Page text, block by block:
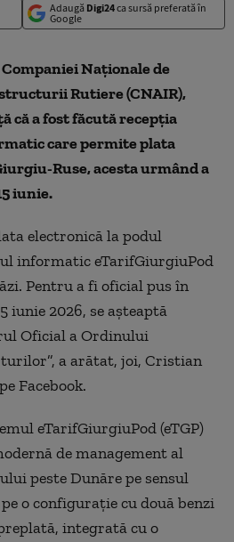
Adaugă Digi24ca sursă preferată în
Google
Naţionale de
Rutiere (CNAIR),
că a fost făcută recepţia
care permite plata
Ruse, acesta urmând a
iunie.
electronică la podul
informatic eTarifGiurgiuPod
Pentru a fi oficial pus în
iunie 2026, se aşteaptă
Oficial a Ordinului
a arătat, joi, Cristian
Facebook.
eTarifGiurgiuPod (eTGP)
de management al
peste Dunăre pe sensul
o configuraţie cu două benzi
integrată cu o